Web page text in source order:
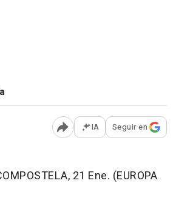
Abrir opciones para
IA Seguir en
21 Ene. (EUROPA